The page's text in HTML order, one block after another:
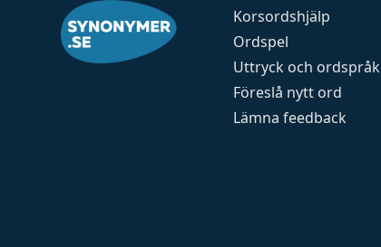
Korsordshjälp
Ordspel
Uttryck och ordspråk
Föreslå nytt ord
Lämna feedback